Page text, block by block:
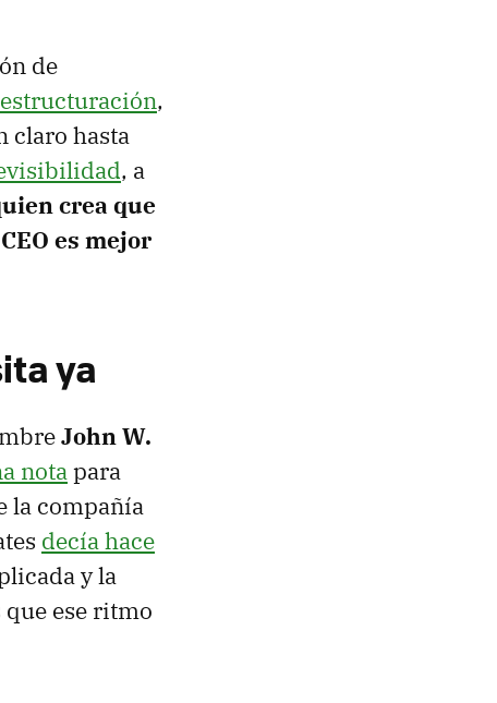
de
,
claro hasta
, a
crea que
es mejor
ya
John W.
notapara
la compañía
decía hace
y la
ese ritmo